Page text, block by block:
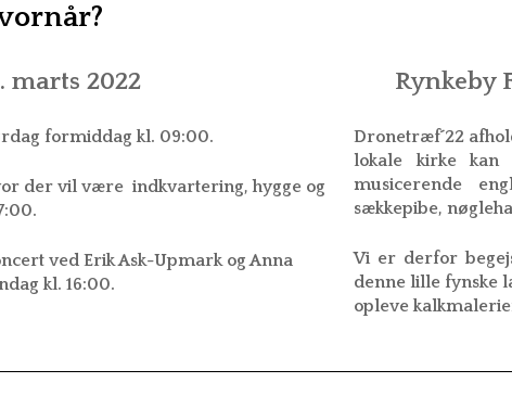
marts 2022
formiddag kl. 09:00.
der vil være indkvartering, hygge og
ved Erik Ask-Upmark og Anna
kl. 16:00.
Rynkeby
Dronetræf´22
lokale kirke kan
musicerende
sækkepibe,
Vi er derfor
denne lille fynske
opleve